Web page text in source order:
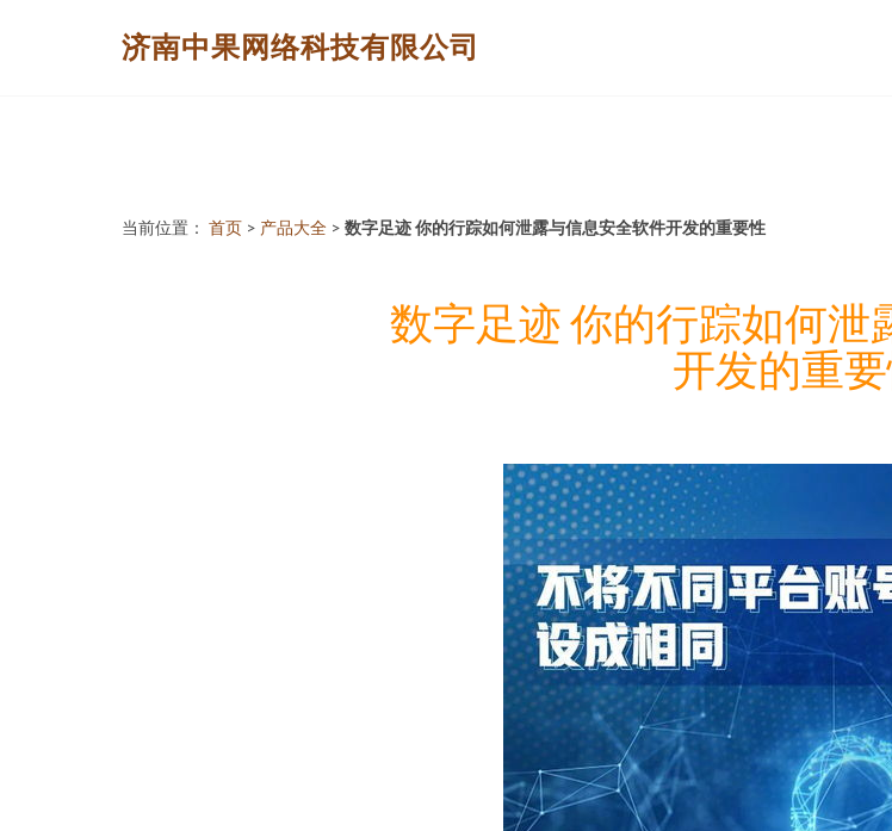
济南中果网络科技有限公司
当前位置： 首页 > 产品大全 > 数字足迹 你的行踪如何泄露与信息安全软件开发的重要性
数字足迹 你的行踪如何泄
开发的重